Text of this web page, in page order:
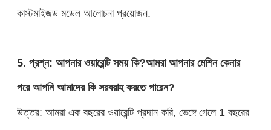
কাস্টমাইজড মডেল আলোচনা প্রয়োজন.
5. প্রশ্ন: আপনার ওয়ারেন্টি সময় কি?আমরা আপনার মেশিন কেনার
পরে আপনি আমাদের কি সরবরাহ করতে পারেন?
উত্তর: আমরা এক বছরের ওয়ারেন্টি প্রদান করি, ভেঙ্গে গেলে 1 বছরের